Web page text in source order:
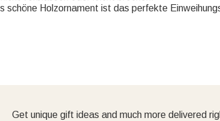
Holzornament ist das perfekte
Get unique gift ideas and much more delivered